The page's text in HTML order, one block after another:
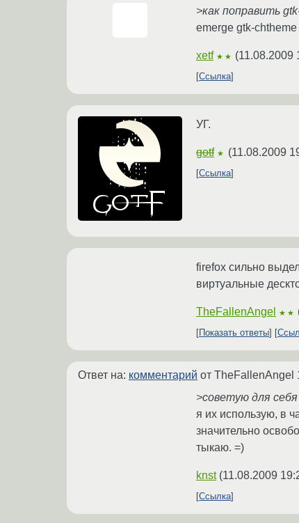
>как поправить
emerge gtk-chtheme
xetf ★★ (11.08.2009
Ссылка
УГ.
gotf ★ (11.08.2009
Ссылка
firefox сильно
виртуальные
TheFallenAngel ★★
Показать ответы
Ответ на: комментарий от TheFallenAngel
>советую для
я их использую, в
значительно
тыкаю. =)
knst (11.08.2009
Ссылка